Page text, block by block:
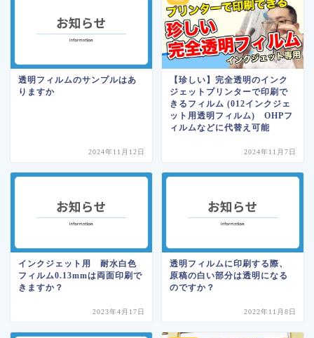
透明フィルムのサンプルはあ
りますか
2024年11月12日
【珍しい】完全透明のインク
ジェットプリンターで印刷で
きるフィルム (012インクジェ
ット用透明フィルム) OHPフ
ィルムなどに代替え可能
2024年11月7日
インクジェット用 耐水白色
フィルム0.13mmは両面印刷で
きますか？
2023年4月17日
透明フィルムに印刷する際、
原稿の白い部分は透明になる
のですか？
2022年11月8日